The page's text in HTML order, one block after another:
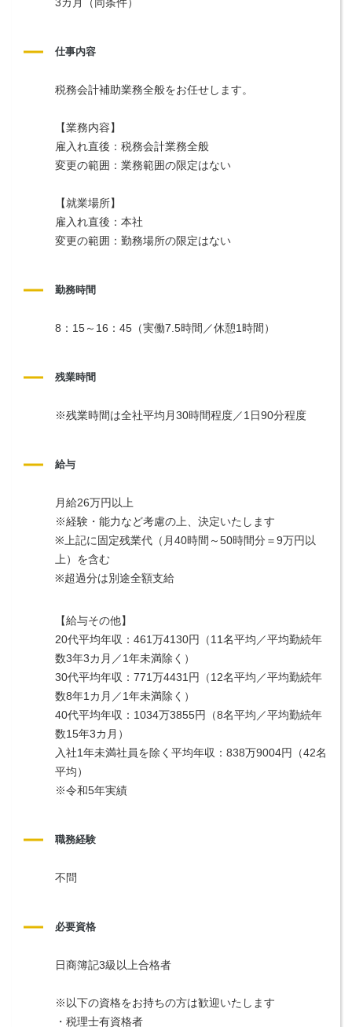
仕事内容
税務会計補助業務全般をお任せします。
【業務内容】
雇入れ直後：税務会計業務全般
変更の範囲：業務範囲の限定はない
【就業場所】
雇入れ直後：本社
変更の範囲：勤務場所の限定はない
勤務時間
8：15～16：45（実働7.5時間／休憩1時間）
残業時間
※残業時間は全社平均月30時間程度／1日90分程度
給与
月給26万円以上
※経験・能力など考慮の上、決定いたします
※上記に固定残業代（月40時間～50時間分＝9万円以
上）を含む
※超過分は別途全額支給
【給与その他】
20代平均年収：461万4130円（11名平均／平均勤続年
数3年3カ月／1年未満除く）
30代平均年収：771万4431円（12名平均／平均勤続年
数8年1カ月／1年未満除く）
40代平均年収：1034万3855円（8名平均／平均勤続年
数15年3カ月）
入社1年未満社員を除く平均年収：838万9004円（42名
平均）
※令和5年実績
職務経験
不問
必要資格
日商簿記3級以上合格者
※以下の資格をお持ちの方は歓迎いたします
・税理士有資格者